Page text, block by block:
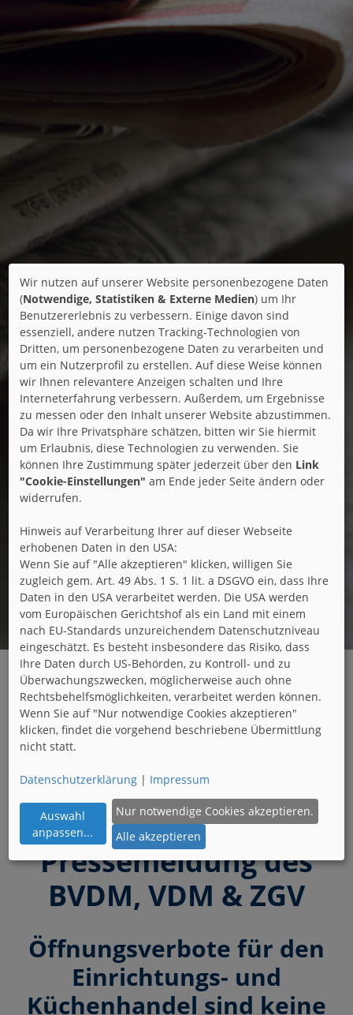
Presse
Fachverbände Wohnen und Büro betreffen werden
hier behandelt.
Pressemeldung des
BVDM, VDM & ZGV
Öffnungsverbote für den
Einrichtungs- und
Küchenhandel sind keine
Wir nutzen auf unserer Website personenbezogene Daten
(Notwendige, Statistiken & Externe Medien) um Ihr
Benutzererlebnis zu verbessern. Einige davon sind
essenziell, andere nutzen Tracking-Technologien von
Dritten, um personenbezogene Daten zu verarbeiten und
um ein Nutzerprofil zu erstellen. Auf diese Weise können
wir Ihnen relevantere Anzeigen schalten und Ihre
Interneterfahrung verbessern. Außerdem, um Ergebnisse
zu messen oder den Inhalt unserer Website abzustimmen.
Da wir Ihre Privatsphäre schätzen, bitten wir Sie hiermit
um Erlaubnis, diese Technologien zu verwenden. Sie
können Ihre Zustimmung später jederzeit über den Link
"Cookie-Einstellungen" am Ende jeder Seite ändern oder
widerrufen.
Hinweis auf Verarbeitung Ihrer auf dieser Webseite
erhobenen Daten in den USA:
Wenn Sie auf "Alle akzeptieren" klicken, willigen Sie
zugleich gem. Art. 49 Abs. 1 S. 1 lit. a DSGVO ein, dass Ihre
Daten in den USA verarbeitet werden. Die USA werden
vom Europäischen Gerichtshof als ein Land mit einem
nach EU-Standards unzureichendem Datenschutzniveau
eingeschätzt. Es besteht insbesondere das Risiko, dass
Ihre Daten durch US-Behörden, zu Kontroll- und zu
Überwachungszwecken, möglicherweise auch ohne
Rechtsbehelfsmöglichkeiten, verarbeitet werden können.
Wenn Sie auf "Nur notwendige Cookies akzeptieren"
klicken, findet die vorgehend beschriebene Übermittlung
nicht statt.
Datenschutzerklärung | Impressum
Auswahl
anpassen...
Nur notwendige Cookies akzeptieren.
Alle akzeptieren